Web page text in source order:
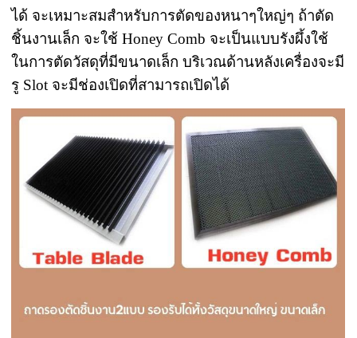
ได้ จะเหมาะสมสำหรับการตัดของหนาๆใหญ่ๆ ถ้าตัด
ชิ้นงานเล็ก จะใช้ Honey Comb จะเป็นแบบรังผึ้งใช้
ในการตัดวัสดุที่มีขนาดเล็ก บริเวณด้านหลังเครื่องจะมี
รู Slot จะมีช่องเปิดที่สามารถเปิดได้